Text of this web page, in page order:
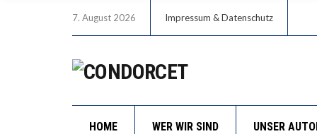
7. August 2026 Impressum & Datenschutz
HOME WER WIR SIND UNSER